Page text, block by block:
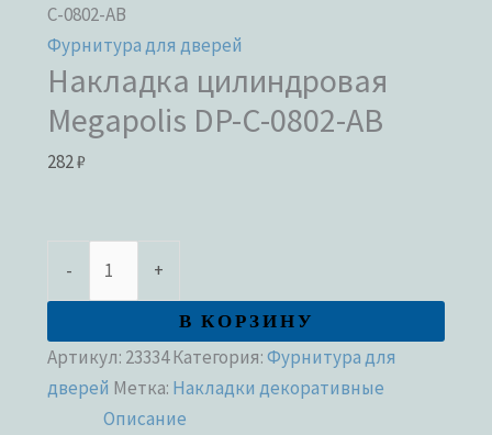
C-0802-AB
Фурнитура для дверей
Накладка цилиндровая
Megapolis DP-C-0802-AB
282₽
- +
В КОРЗИНУ
Артикул: 23334Категория:Фурнитура для
дверей Метка: Накладки декоративные
Описание